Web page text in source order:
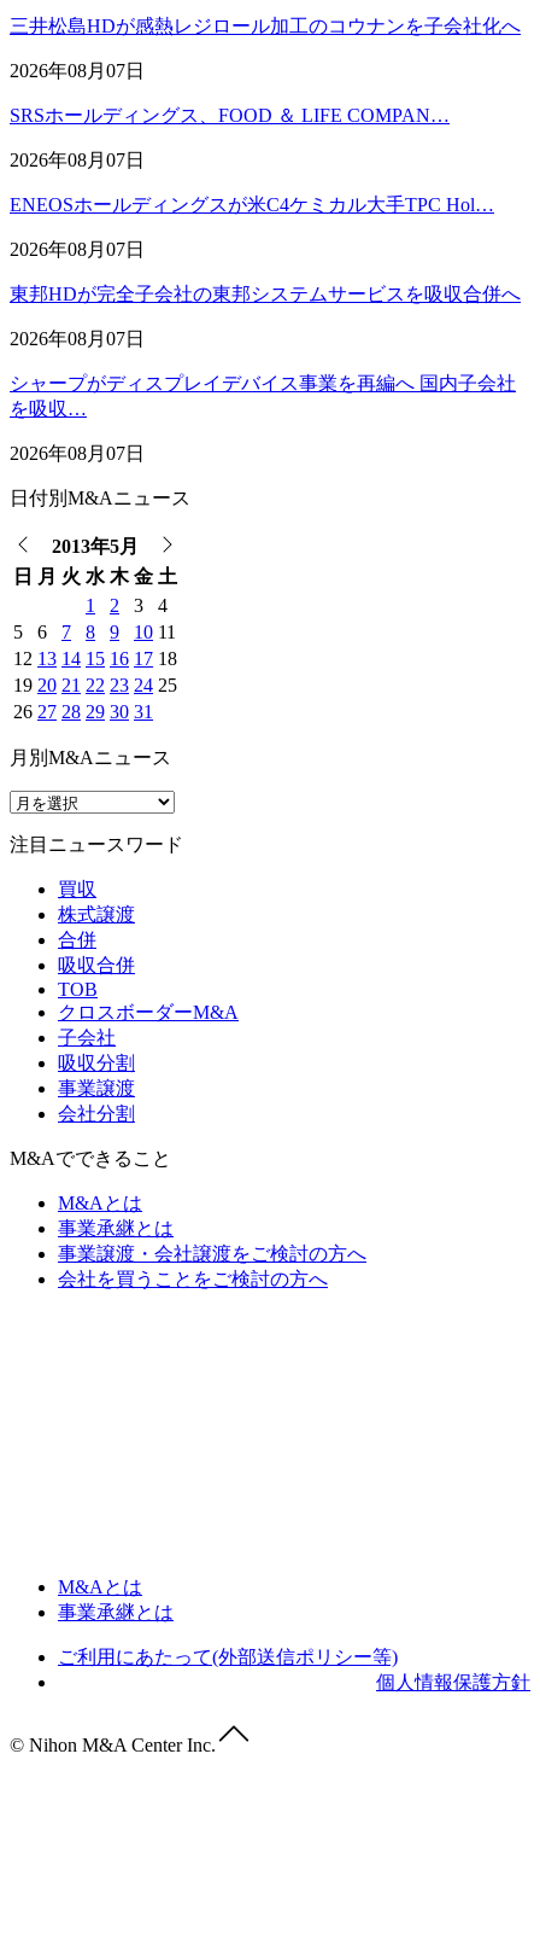
三井松島HDが感熱レジロール加工のコウナンを子会社化へ
2026年08月07日
SRSホールディングス、FOOD ＆ LIFE COMPAN…
2026年08月07日
ENEOSホールディングスが米C4ケミカル大手TPC Hol…
2026年08月07日
東邦HDが完全子会社の東邦システムサービスを吸収合併へ
2026年08月07日
シャープがディスプレイデバイス事業を再編へ 国内子会社
を吸収…
2026年08月07日
日付別M&Aニュース
2013年5月
日
月 火 水 木 金 土
1
2 3
4
5
6 7 8 9 10 11
12 13 14 15 16 17 18
19 20 21 22 23 24 25
26 27 28 29 30 31
月別M&Aニュース
注目ニュースワード
買収
株式譲渡
合併
吸収合併
TOB
クロスボーダーM&A
子会社
吸収分割
事業譲渡
会社分割
M&Aでできること
M&Aとは
事業承継とは
事業譲渡・会社譲渡をご検討の方へ
会社を買うことをご検討の方へ
M&Aとは
事業承継とは
ご利用にあたって(外部送信ポリシー等)
個人情報保護方針
© Nihon M&A Center Inc.